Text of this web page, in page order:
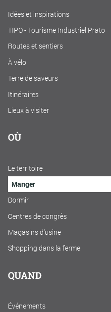
Idées et inspirations
TIPO - Tourisme Industriel Prato
Routes et sentiers
À vélo
Terre de saveurs
Itinéraires
Lieux à visiter
OÙ
Le territoire
Manger
Dormir
Centres de congrès
Magasins d'usine
Shopping dans la ferme
QUAND
Événements